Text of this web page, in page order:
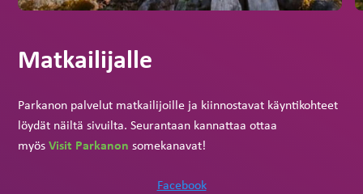
Matkailijalle
Parkanon palvelut matkailijoille ja kiinnostavat käyntikohteet
löydät näiltä sivuilta. Seurantaan kannattaa ottaa
myösVisit Parkanon somekanavat!
Facebook